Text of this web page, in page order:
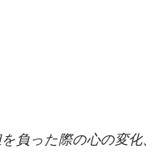
負った際の心の変化、